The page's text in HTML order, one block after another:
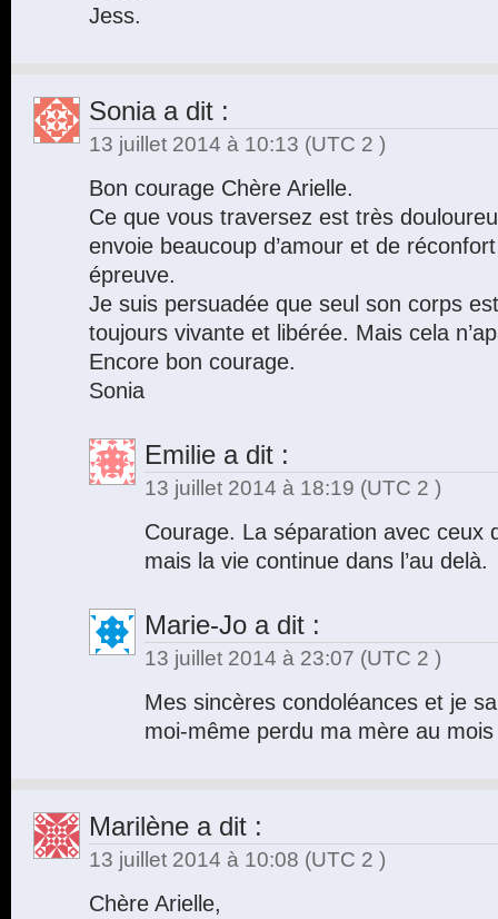
Jess.
Soniaa dit :
13 juillet 2014 à 10:13 (UTC 2 )
Bon courage Chère Arielle.
Ce que vous traversez est très
envoie beaucoup d’amour et de
épreuve.
Je suis persuadée que seul son corps
toujours vivante et libérée. Mais cela
Encore bon courage.
Sonia
Emilie a dit :
13 juillet 2014 à 18:19 (UTC 2 )
Courage. La séparation avec ceux
mais la vie continue dans l’au delà.
Marie-Jo a dit :
13 juillet 2014 à 23:07 (UTC 2 )
Mes sincères condoléances et je
moi-même perdu ma mère au mois
Marilène a dit :
13 juillet 2014 à 10:08 (UTC 2 )
Chère Arielle,